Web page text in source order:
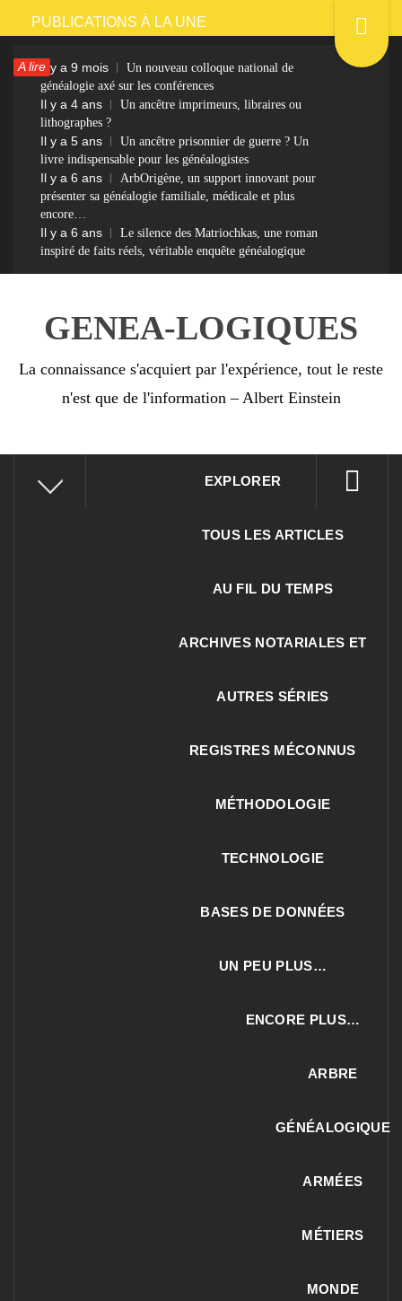
Passer
contenu
PUBLICATIONS À LA UNE
A lireIl y a 9 mois
Un nouveau colloque national de
généalogie axé sur les conférences
Il y a 4 ans
Un ancêtre imprimeurs, libraires ou
lithographes ?
Il y a 5 ans
Un ancêtre prisonnier de guerre ? Un
livre indispensable pour les généalogistes
Il y a 6 ans
ArbOrigène, un support innovant pour
présenter sa généalogie familiale, médicale et plus
encore…
Il y a 6 ans
Le silence des Matriochkas, une roman
inspiré de faits réels, véritable enquête généalogique
GENEA-LOGIQUES
La connaissance s'acquiert par l'expérience, tout le reste
n'est que de l'information – Albert Einstein
EXPLORER
TOUS LES ARTICLES
AU FIL DU TEMPS
ARCHIVES NOTARIALES ET
AUTRES SÉRIES
REGISTRES MÉCONNUS
MÉTHODOLOGIE
TECHNOLOGIE
BASES DE DONNÉES
UN PEU PLUS…
ENCORE PLUS…
ARBRE
GÉNÉALOGIQUE
ARMÉES
MÉTIERS
MONDE